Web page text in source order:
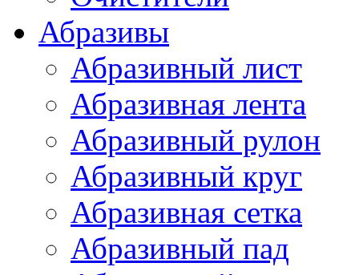
Абразивы
Абразивный лист
Абразивная лента
Абразивный рулон
Абразивный круг
Абразивная сетка
Абразивный пад